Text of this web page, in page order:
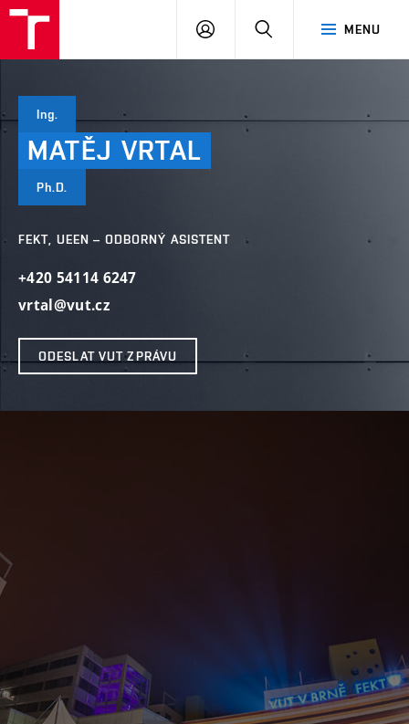
MENU
PŘIHLÁSIT
Ing.
MATĚJ VRTAL
Ph.D.
FEKT, UEEN – ODBORNÝ ASISTENT
+420 54114 6247
vrtal@vut.cz
ODESLAT VUT ZPRÁVU